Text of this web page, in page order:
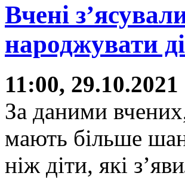
Вчені
народжувати
11:00, 29.10.2021
За даними
мають більше
ніж діти, які